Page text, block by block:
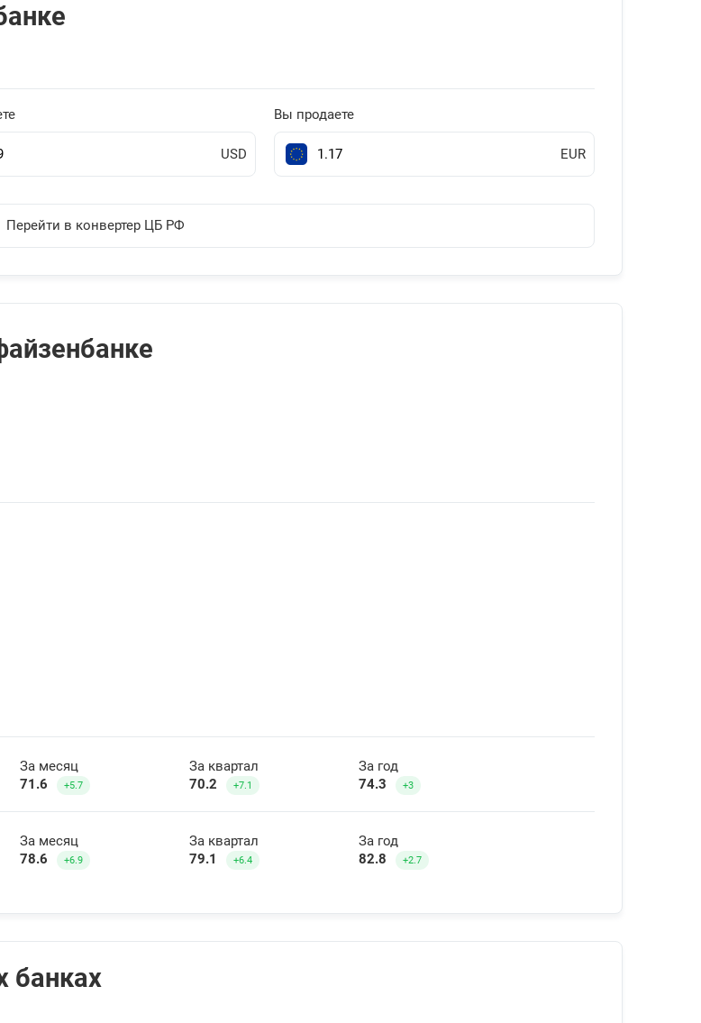
USD
Вы продаете
EUR
Перейти в конвертер ЦБ РФ
За месяц
71.6
+5.7
За квартал
70.2
+7.1
За год
74.3
+3
За месяц
78.6
+6.9
За квартал
79.1
+6.4
За год
82.8
+2.7
банках